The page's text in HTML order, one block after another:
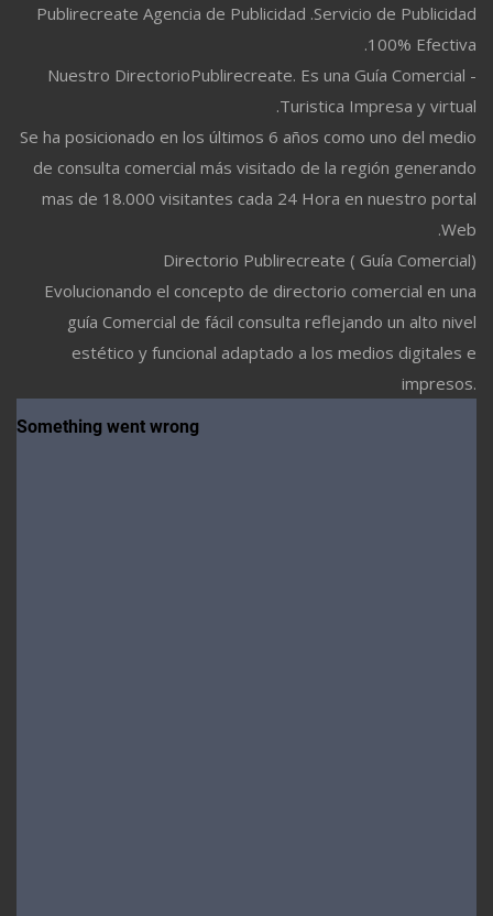
Publirecreate Agencia de Publicidad .Servicio de Publicidad
100% Efectiva.
Nuestro DirectorioPublirecreate. Es una Guía Comercial -
Turistica Impresa y virtual.
Se ha posicionado en los últimos 6 años como uno del medio
de consulta comercial más visitado de la región generando
mas de 18.000 visitantes cada 24 Hora en nuestro portal
Web.
Directorio Publirecreate ( Guía Comercial)
Evolucionando el concepto de directorio comercial en una
guía Comercial de fácil consulta reflejando un alto nivel
estético y funcional adaptado a los medios digitales e
impresos.